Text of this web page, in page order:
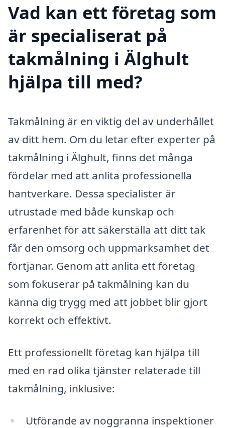
Vad kan ett företag som
är specialiserat på
takmålning i Älghult
hjälpa till med?
Takmålning är en viktig del av underhållet
av ditt hem. Om du letar efter experter på
takmålning i Älghult, finns det många
fördelar med att anlita professionella
hantverkare. Dessa specialister är
utrustade med både kunskap och
erfarenhet för att säkerställa att ditt tak
får den omsorg och uppmärksamhet det
förtjänar. Genom att anlita ett företag
som fokuserar på takmålning kan du
känna dig trygg med att jobbet blir gjort
korrekt och effektivt.
Ett professionellt företag kan hjälpa till
med en rad olika tjänster relaterade till
takmålning, inklusive:
Utförande av noggranna inspektioner